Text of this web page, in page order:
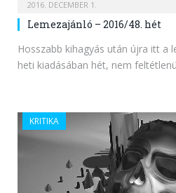
2016. DECEMBER 1.
Lemezajánló – 2016/48. hét
Hosszabb kihagyás után újra itt a
heti kiadásában hét, nem
KRITIKA